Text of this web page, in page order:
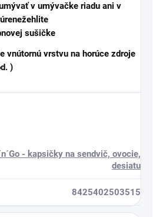
v umývačke riadu ani v
nežehlite
sušičke
vnútornú vrstvu na horúce zdroje
)
- kapsičky na sendvič, ovocie,
desiatu
8425402503515